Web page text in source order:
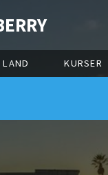
LAND KURSER